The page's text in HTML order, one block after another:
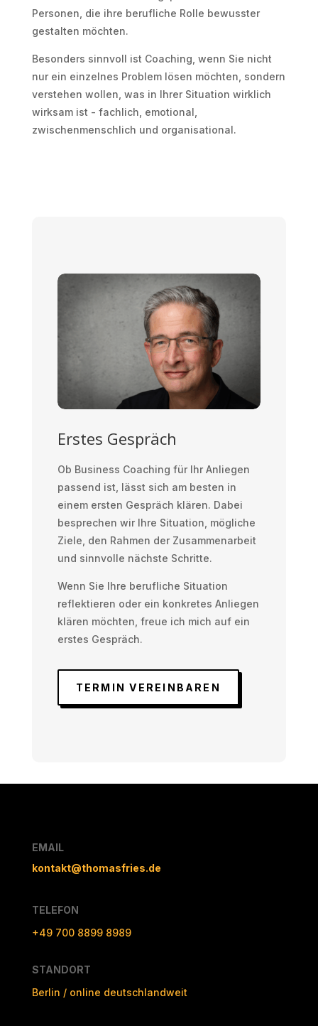
Personen, die ihre berufliche Rolle bewusster
gestalten möchten.
Besonders sinnvoll ist Coaching, wenn Sie nicht
nur ein einzelnes Problem lösen möchten, sondern
verstehen wollen, was in Ihrer Situation wirklich
wirksam ist - fachlich, emotional,
zwischenmenschlich und organisational.
Erstes Gespräch
Ob Business Coaching für Ihr Anliegen
passend ist, lässt sich am besten in
einem ersten Gespräch klären. Dabei
besprechen wir Ihre Situation, mögliche
Ziele, den Rahmen der Zusammenarbeit
und sinnvolle nächste Schritte.
Wenn Sie Ihre berufliche Situation
reflektieren oder ein konkretes Anliegen
klären möchten, freue ich mich auf ein
erstes Gespräch.
TERMIN VEREINBAREN
EMAIL
kontakt@thomasfries.de
TELEFON
+49 700 8899 8989
STANDORT
Berlin / online deutschlandweit